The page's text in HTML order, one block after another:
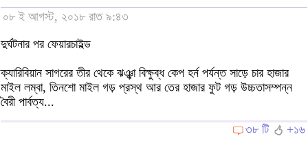
০৮ ই আগস্ট, ২০১৮ রাত ৯:৪৩
দুর্ঘটনার পর ফেয়ারচাইল্ড
ক্যারিবিয়ান সাগরের তীর থেকে ঝঞ্ঝা বিক্ষুব্ধ কেপ হর্ন পর্যন্ত সাড়ে চার হাজার
মাইল লম্বা, তিনশো মাইল গড় প্রস্থ আর তের হাজার ফুট গড় উচ্চতাসম্পন্ন
বৈরী পার্বত্য...
৩৮ টি
+১৬